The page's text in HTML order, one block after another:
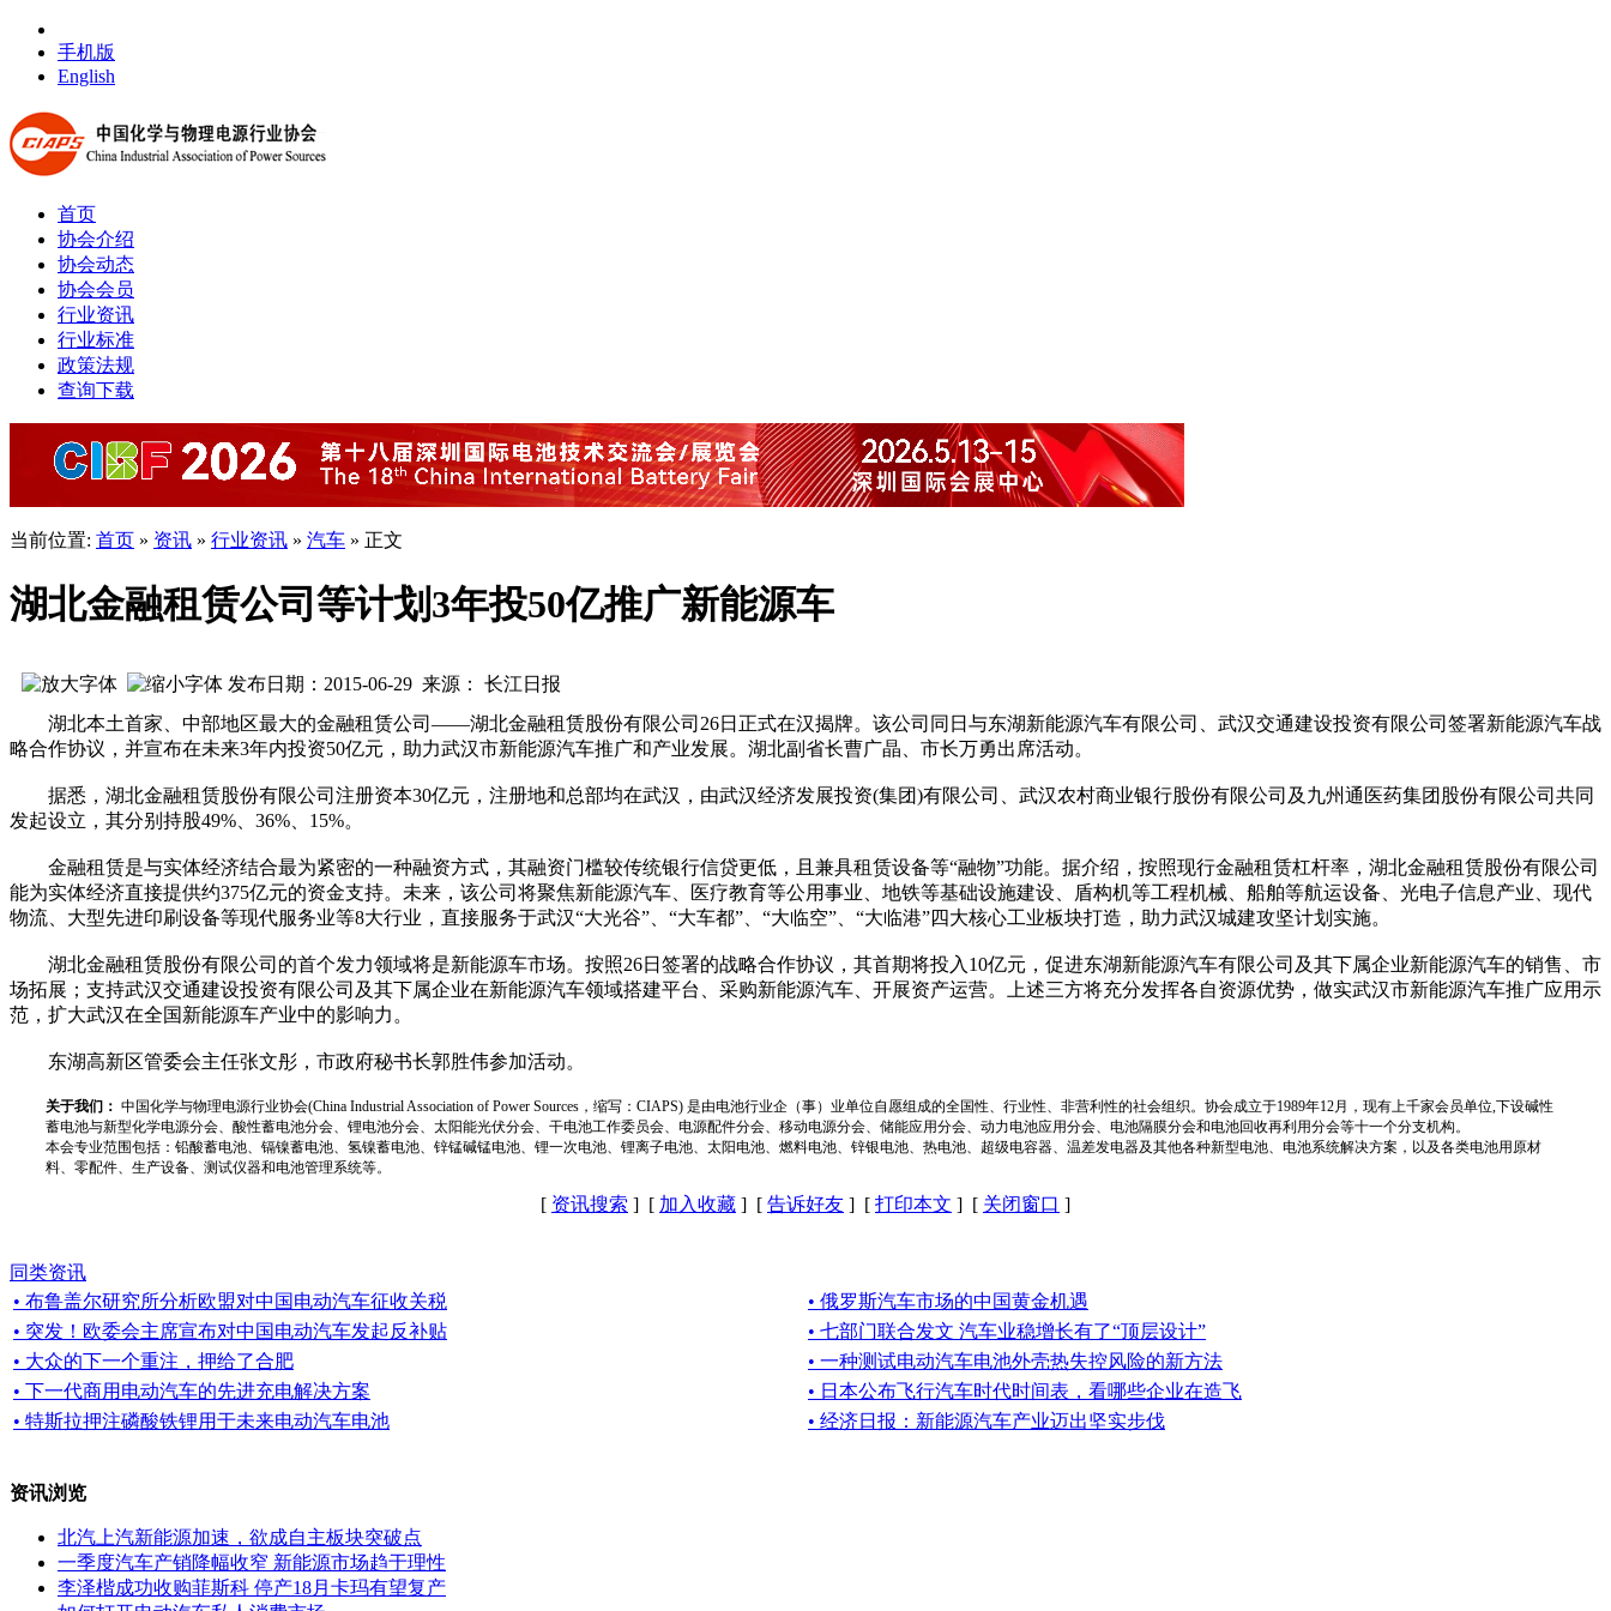
手机版
English
首页
协会介绍
协会动态
协会会员
行业资讯
行业标准
政策法规
查询下载
当前位置: 首页 » 资讯 » 行业资讯 » 汽车 » 正文
湖北金融租赁公司等计划3年投50亿推广新能源车
发布日期：2015-06-29 来源： 长江日报
湖北本土首家、中部地区最大的金融租赁公司——湖北金融租赁股份有限公司26日正式在汉揭牌。该公司同日与东湖新能源汽车有限公司、武汉交通建设投资有限公司签署新能源汽车战
略合作协议，并宣布在未来3年内投资50亿元，助力武汉市新能源汽车推广和产业发展。湖北副省长曹广晶、市长万勇出席活动。
据悉，湖北金融租赁股份有限公司注册资本30亿元，注册地和总部均在武汉，由武汉经济发展投资(集团)有限公司、武汉农村商业银行股份有限公司及九州通医药集团股份有限公司共同
发起设立，其分别持股49%、36%、15%。
金融租赁是与实体经济结合最为紧密的一种融资方式，其融资门槛较传统银行信贷更低，且兼具租赁设备等“融物”功能。据介绍，按照现行金融租赁杠杆率，湖北金融租赁股份有限公司
能为实体经济直接提供约375亿元的资金支持。未来，该公司将聚焦新能源汽车、医疗教育等公用事业、地铁等基础设施建设、盾构机等工程机械、船舶等航运设备、光电子信息产业、现代
物流、大型先进印刷设备等现代服务业等8大行业，直接服务于武汉“大光谷”、“大车都”、“大临空”、“大临港”四大核心工业板块打造，助力武汉城建攻坚计划实施。
湖北金融租赁股份有限公司的首个发力领域将是新能源车市场。按照26日签署的战略合作协议，其首期将投入10亿元，促进东湖新能源汽车有限公司及其下属企业新能源汽车的销售、市
场拓展；支持武汉交通建设投资有限公司及其下属企业在新能源汽车领域搭建平台、采购新能源汽车、开展资产运营。上述三方将充分发挥各自资源优势，做实武汉市新能源汽车推广应用示
范，扩大武汉在全国新能源车产业中的影响力。
东湖高新区管委会主任张文彤，市政府秘书长郭胜伟参加活动。
关于我们： 中国化学与物理电源行业协会(China Industrial Association of Power Sources，缩写：CIAPS) 是由电池行业企（事）业单位自愿组成的全国性、行业性、非营利性的社会组织。协会成立于1989年12月，现有上千家会员单位,下设碱性
蓄电池与新型化学电源分会、酸性蓄电池分会、锂电池分会、太阳能光伏分会、干电池工作委员会、电源配件分会、移动电源分会、储能应用分会、动力电池应用分会、电池隔膜分会和电池回收再利用分会等十一个分支机构。
本会专业范围包括：铅酸蓄电池、镉镍蓄电池、氢镍蓄电池、锌锰碱锰电池、锂一次电池、锂离子电池、太阳电池、燃料电池、锌银电池、热电池、超级电容器、温差发电器及其他各种新型电池、电池系统解决方案，以及各类电池用原材
料、零配件、生产设备、测试仪器和电池管理系统等。
[ 资讯搜索 ] [ 加入收藏 ] [ 告诉好友 ] [ 打印本文 ] [ 关闭窗口 ]
同类资讯
• 布鲁盖尔研究所分析欧盟对中国电动汽车征收关税
• 俄罗斯汽车市场的中国黄金机遇
• 突发！欧委会主席宣布对中国电动汽车发起反补贴
• 七部门联合发文 汽车业稳增长有了“顶层设计”
• 大众的下一个重注，押给了合肥
• 一种测试电动汽车电池外壳热失控风险的新方法
• 下一代商用电动汽车的先进充电解决方案
• 日本公布飞行汽车时代时间表，看哪些企业在造飞
• 特斯拉押注磷酸铁锂用于未来电动汽车电池
• 经济日报：新能源汽车产业迈出坚实步伐
资讯浏览
北汽上汽新能源加速，欲成自主板块突破点
一季度汽车产销降幅收窄 新能源市场趋于理性
李泽楷成功收购菲斯科 停产18月卡玛有望复产